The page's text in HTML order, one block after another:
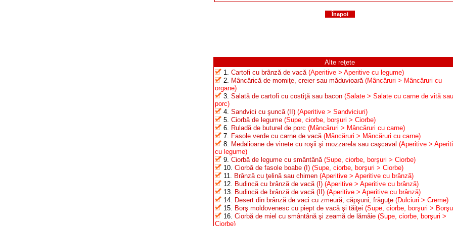
Înapoi
Alte reţete
1. Cartofi cu brânză de vacă (Aperitive > Aperitive cu legume)
2. Mâncărică de momiţe, creier sau măduvioară (Mâncăruri > Mâncăruri cu
organe)
3. Salată de cartofi cu costiţă sau bacon (Salate > Salate cu carne de vită sau
porc)
4. Sandvici cu şuncă (II) (Aperitive > Sandviciuri)
5. Ciorbă de legume (Supe, ciorbe, borşuri > Ciorbe)
6. Ruladă de buturel de porc (Mâncăruri > Mâncăruri cu carne)
7. Fasole verde cu carne de vacă (Mâncăruri > Mâncăruri cu carne)
8. Medalioane de vinete cu roşii şi mozzarela sau caşcaval (Aperitive >
cu legume)
9. Ciorbă de legume cu smântână (Supe, ciorbe, borşuri > Ciorbe)
10. Ciorbă de fasole boabe (I) (Supe, ciorbe, borşuri > Ciorbe)
11. Brânză cu ţelină sau chimen (Aperitive > Aperitive cu brânză)
12. Budincă cu brânză de vacă (I) (Aperitive > Aperitive cu brânză)
13. Budincă de brânză de vacă (II) (Aperitive > Aperitive cu brânză)
14. Desert din brânză de vaci cu zmeură, căpşuni, frăguţe (Dulciuri > Creme)
15. Borş moldovenesc cu piept de vacă şi tăiţei (Supe, ciorbe, borşuri >
16. Ciorbă de miel cu smântână şi zeamă de lămâie (Supe, ciorbe, borşuri >
Ciorbe)